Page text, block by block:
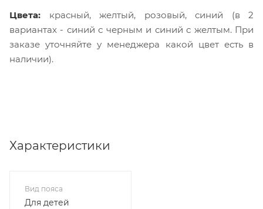
Цвета: красный, желтый, розовый, синий (в 2
вариантах - синий с черным и синий с желтым. При
заказе уточняйте у менеджера какой цвет есть в
наличии).
Характеристики
Вид пояса
Для детей